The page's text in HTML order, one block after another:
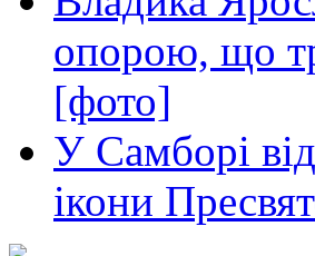
опорою, що
[фото]
У Самборі
ікони